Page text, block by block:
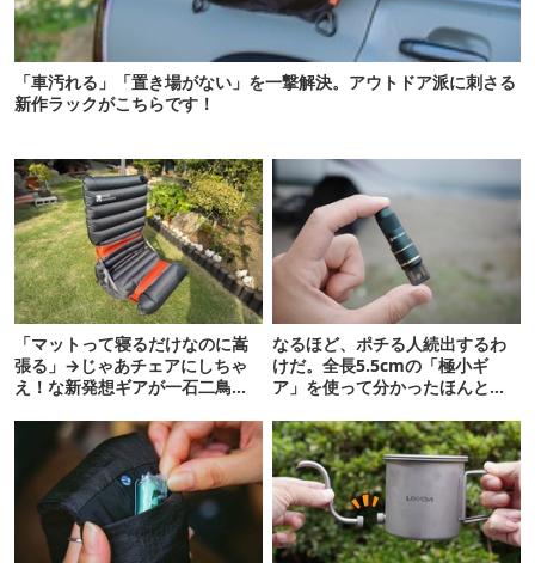
「車汚れる」「置き場がない」を一撃解決。アウトドア派に刺さる
新作ラックがこちらです！
「マットって寝るだけなのに嵩
張る」→じゃあチェアにしちゃ
え！な新発想ギアが一石二鳥以
なるほど、ポチる人続出するわ
けだ。全長5.5cmの「極小ギ
ア」を使って分かったほんとの